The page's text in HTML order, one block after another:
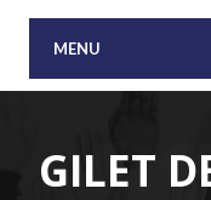
MENU
GILET